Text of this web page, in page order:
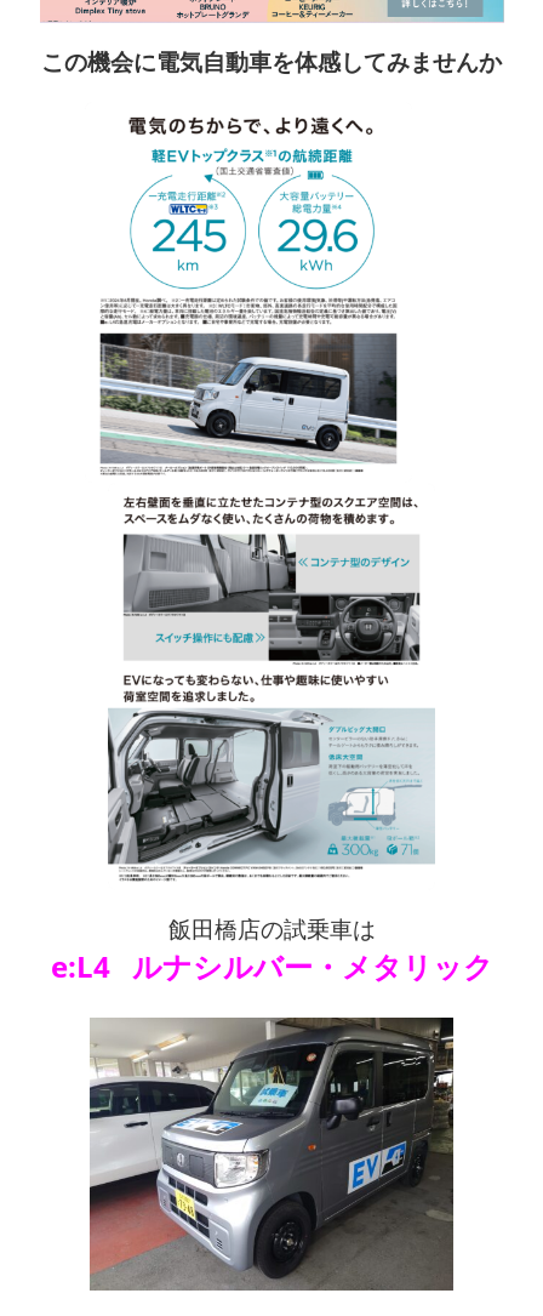
この機会に電気自動車を体感してみませんか
飯田橋店の試乗車は
e:L4 ルナシルバー・メタリック